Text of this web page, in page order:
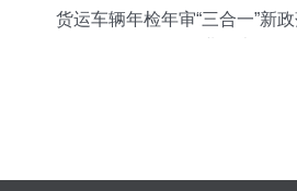
货运车辆年检年审“三合一”新